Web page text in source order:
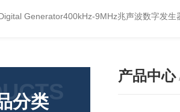
Generator400kHz-9MHz兆声波数字发生
分类
产品中心